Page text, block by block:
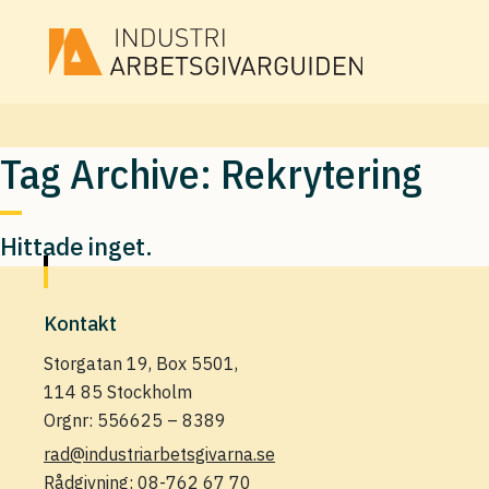
Tag Archive: Rekrytering
Hittade inget.
Kontakt
Storgatan 19, Box 5501,
114 85 Stockholm
Orgnr: 556625 – 8389
rad@industriarbetsgivarna.se
Rådgivning: 08-762 67 70